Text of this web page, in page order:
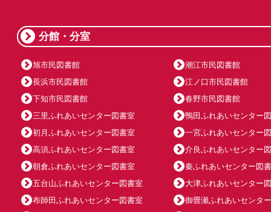
分館・分室
旭市民図書館
潮江市民図書館
長浜市民図書館
江ノ口市民図書館
下知市民図書館
春野市民図書館
三里ふれあいセンター図書室
鴨田ふれあいセンター
初月ふれあいセンター図書室
一宮ふれあいセンター
高須ふれあいセンター図書室
介良ふれあいセンター
朝倉ふれあいセンター図書室
秦ふれあいセンター図
五台山ふれあいセンター図書室
大津ふれあいセンター
布師田ふれあいセンター図書室
御畳瀬ふれあいセンタ